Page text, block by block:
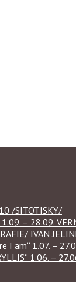
/SITOTISKY/
1.09. – 28.09.
IVAN
I am“ 1.07. –
1.06. –